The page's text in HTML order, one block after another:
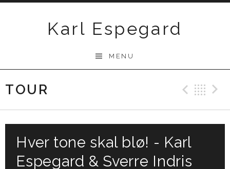
Karl Espegard
MENU
TOUR
Hver tone skal blø! - Karl
Espegard & Sverre Indris